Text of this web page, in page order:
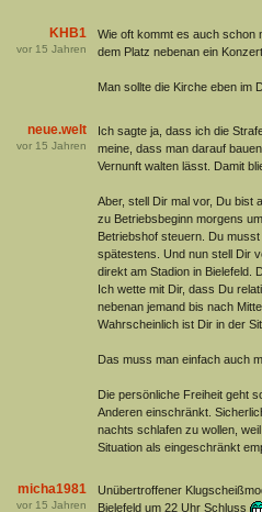
KHB1
vor 15 Jahren
Wie oft kommt es auch schon
dem Platz nebenan ein
Man sollte die Kirche eben im
neue.welt
vor 15 Jahren
Ich sagte ja, dass ich die
meine, dass man darauf
Vernunft walten lässt. Damit
Aber, stell Dir mal vor, Du bist
zu Betriebsbeginn morgens
Betriebshof steuern. Du
spätestens. Und nun stell Dir
direkt am Stadion in Bielefeld.
Ich wette mit Dir, dass Du
nebenan jemand bis nach
Wahrscheinlich ist Dir in der
Das muss man einfach auch
Die persönliche Freiheit geht
Anderen einschränkt.
nachts schlafen zu wollen,
Situation als eingeschränkt
micha1981
vor 15 Jahren
Unübertroffener
Bielefeld um 22 Uhr Schluss